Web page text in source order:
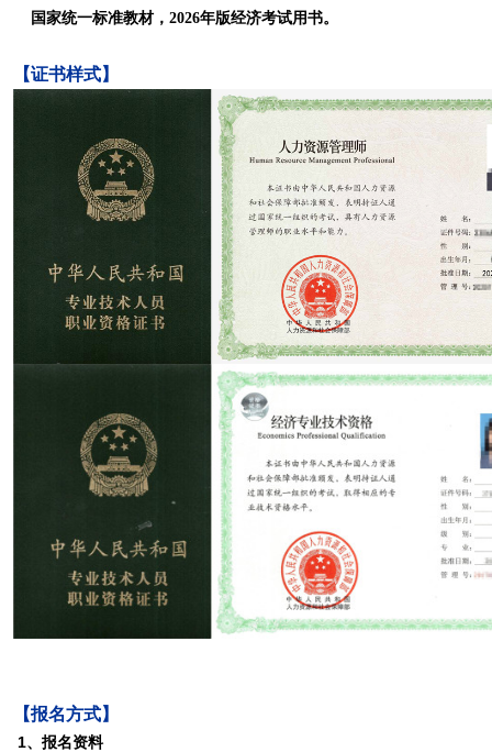
国家统一标准教材， 2026年版经济考试用书。
【证书样式】
【报名方式】
1、报名资料